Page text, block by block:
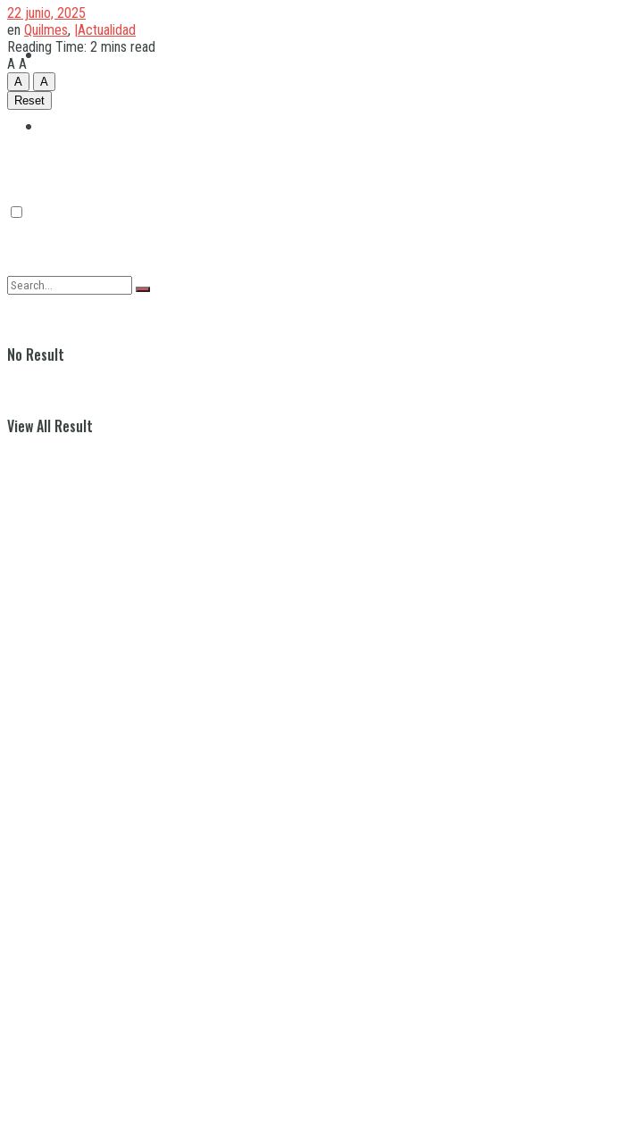
Quilmes
No Result
View All Result
22 junio, 2025
en Quilmes, |Actualidad
Reading Time: 2 mins read
A A
A
A
Reset